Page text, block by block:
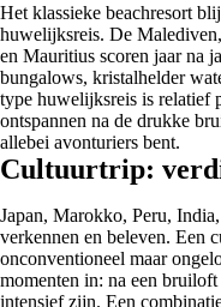
Het klassieke beachresort
huwelijksreis. De
en Mauritius scoren jaar na
bungalows, kristalhelder
type huwelijksreis is relatief
ontspannen na de drukke
allebei avonturiers bent.
Cultuurtrip:
Japan, Marokko, Peru,
verkennen en beleven. Een
onconventioneel maar
momenten in: na een
intensief zijn. Een